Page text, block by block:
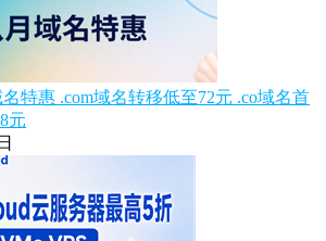
特惠 .com域名转移低至72元 .co域名首
元